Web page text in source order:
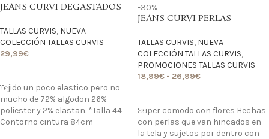
JEANS CURVI DEGASTADOS
TALLAS CURVIS, NUEVA
COLECCIÓN TALLAS CURVIS
29,99€
Tejido un poco elastico pero no
mucho de 72% algodon 26%
poliester y 2% elastan. *Talla 44
Contorno cintura 84cm
-30%
JEANS CURVI PERLAS
TALLAS CURVIS, NUEVA
COLECCIÓN TALLAS CURVIS,
PROMOCIONES TALLAS CURVIS
18,99€ - 26,99€
Super comodo con flores Hechas
con perlas que van hincados en
la tela y sujetos por dentro con